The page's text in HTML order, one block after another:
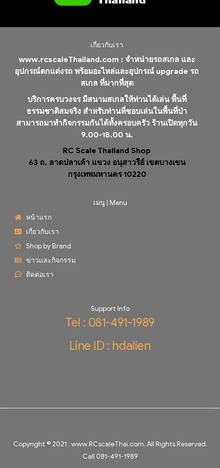
เกี่ยวกับเรา
www.rcscaleThailand.com : จำหน่ายรถสเกล และ
อุปกรณ์ตกแต่งรถ พร้อมอะไหล่และอุปกรณ์ upgrade รถ
สเกล ที่มากที่สุด
บริการครบวงจร มีสนามสเกลให้ท่านได้เล่น พื้นที่
ธรรมชาติสมจริง สำหรับท่านที่ชอบเล่นในพื้นที่ป่า
สามารถมาทำกิจกรรมกันได้ทั้งครอบครัว ร้านเปิดทุกวัน
9.00-18.00 น.
RC Scale Thailand Shop
63 ถ. ลาดปลาเค้า แขวง อนุสาวรีย์ เขตบางเขน
กรุงเทพมหานคร 10220
เมนู | Menu
หน้าแรก
เกี่ยวกับเรา
Shop by Brand
ข่าวและกิจกรรม
ติดต่อเรา
Support Info
Tel : 081-491-1989
Line ID : hdalien
Copyright © 2021 : www.RCscaleThai.com. All Rights Reserved.
Call 081-491-1989